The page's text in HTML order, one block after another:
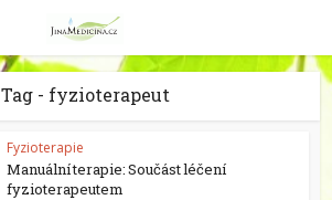
Tag - fyzioterapeut
Fyzioterapie
Manuální terapie: Součást léčení
fyzioterapeutem